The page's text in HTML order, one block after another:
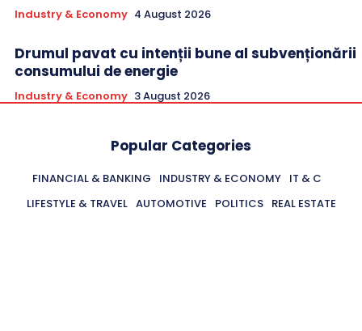
Industry & Economy 4 August 2026
Drumul pavat cu intenții bune al subvenționării
consumului de energie
Industry & Economy 3 August 2026
Popular Categories
FINANCIAL & BANKING INDUSTRY & ECONOMY IT & C
LIFESTYLE & TRAVEL AUTOMOTIVE POLITICS REAL ESTATE